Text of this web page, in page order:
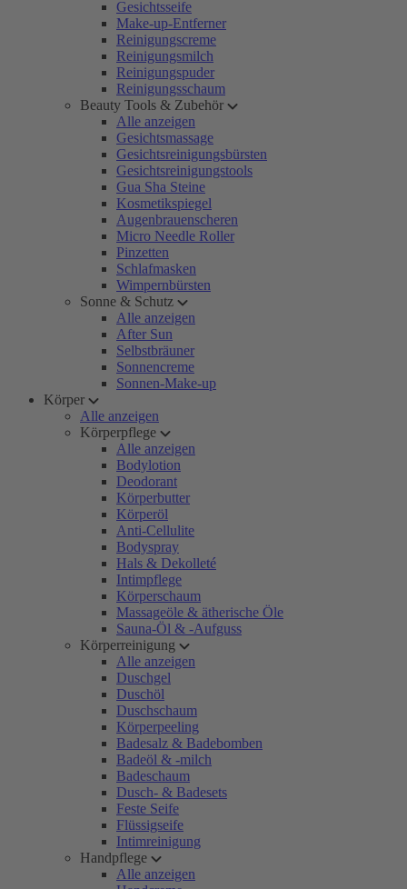
Gesichtsseife
Make-up-Entferner
Reinigungscreme
Reinigungsmilch
Reinigungspuder
Reinigungsschaum
Beauty Tools & Zubehör
Alle anzeigen
Gesichtsmassage
Gesichtsreinigungsbürsten
Gesichtsreinigungstools
Gua Sha Steine
Kosmetikspiegel
Augenbrauenscheren
Micro Needle Roller
Pinzetten
Schlafmasken
Wimpernbürsten
Sonne & Schutz
Alle anzeigen
After Sun
Selbstbräuner
Sonnencreme
Sonnen-Make-up
Körper
Alle anzeigen
Körperpflege
Alle anzeigen
Bodylotion
Deodorant
Körperbutter
Körperöl
Anti-Cellulite
Bodyspray
Hals & Dekolleté
Intimpflege
Körperschaum
Massageöle & ätherische Öle
Sauna-Öl & -Aufguss
Körperreinigung
Alle anzeigen
Duschgel
Duschöl
Duschschaum
Körperpeeling
Badesalz & Badebomben
Badeöl & -milch
Badeschaum
Dusch- & Badesets
Feste Seife
Flüssigseife
Intimreinigung
Handpflege
Alle anzeigen